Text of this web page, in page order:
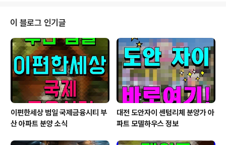
최대 주주가 된다. 레인보우로보틱스는 삼성전자의 연결재
무제표상 자회사로 편입될 예정이다. 레인보우로보틱스는
국내 최초로 2족 보행 로봇 휴보를 개발한 카이스트 휴보
랩(Lab) 연구진이 2011년 설립한 로봇 전문기업이다. 미
래로봇추진단 신설… 로봇 기술개발 선행 연구 집중 삼성전
자는 레인보우로보틱스를 자회사로 편입함에 따..
이 블로그 인기글
이편한세상 범일 국제금융시티 부
산 아파트 분양 소식
대전 도안자이 센텀리체 분양가 아
파트 모델하우스 정보